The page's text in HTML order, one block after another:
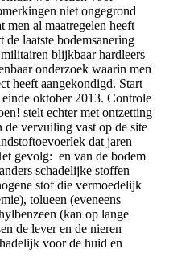
niet ongegrond
al maatregelen heeft
de laatste bodemsanering
blijkbaar hardleers
onderzoek waarin men
heeft aangekondigd. Start
oktober 2013. Controle
stelt echter met ontzetting
de vervuiling vast op de site
dat jaren
gevolg: en van de bodem
schadelijke stoffen
stof die vermoedelijk
tolueen (eveneens
(kan op lange
de lever en de nieren
voor de huid en